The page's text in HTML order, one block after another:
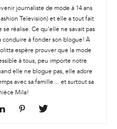
journaliste de mode à 14 ans
Television) et elle a tout fait
réalise. Ce qu'elle ne savait pas
conduire à fonder son blogue! À
espère prouver que la mode
à tous, peu importe notre
elle ne blogue pas, elle adore
avec sa famille… et surtout sa
Mila!